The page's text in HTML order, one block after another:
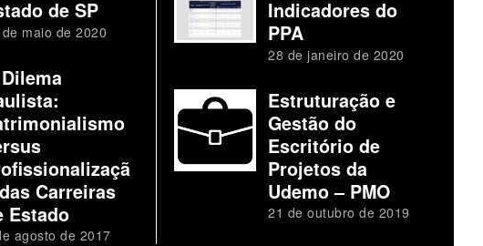
de SP
maio de 2020
Carreiras
Estado
agosto de 2017
Indicadores do
PPA
28 de janeiro de 2020
Estruturação e
Gestão do
Escritório de
Projetos da
Udemo – PMO
21 de outubro de 2019